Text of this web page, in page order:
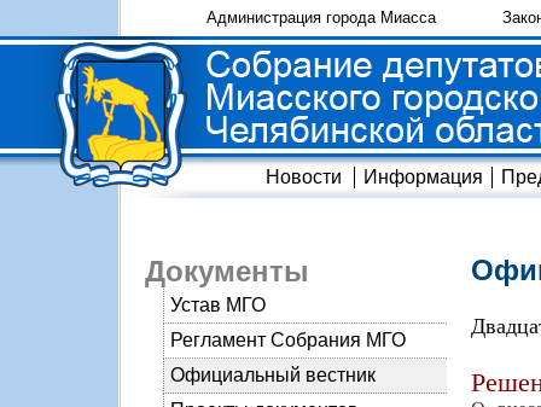
Администрация города Миасса
Новости Информация
Документы
Устав МГО
Регламент Собрания МГО
Официальный вестник